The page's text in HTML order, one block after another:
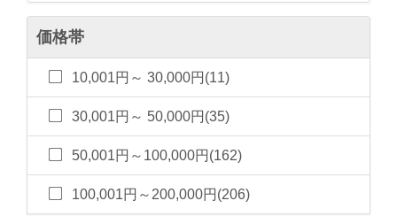
価格帯
10,001円～ 30,000円(11)
30,001円～ 50,000円(35)
50,001円～100,000円(162)
100,001円～200,000円(206)